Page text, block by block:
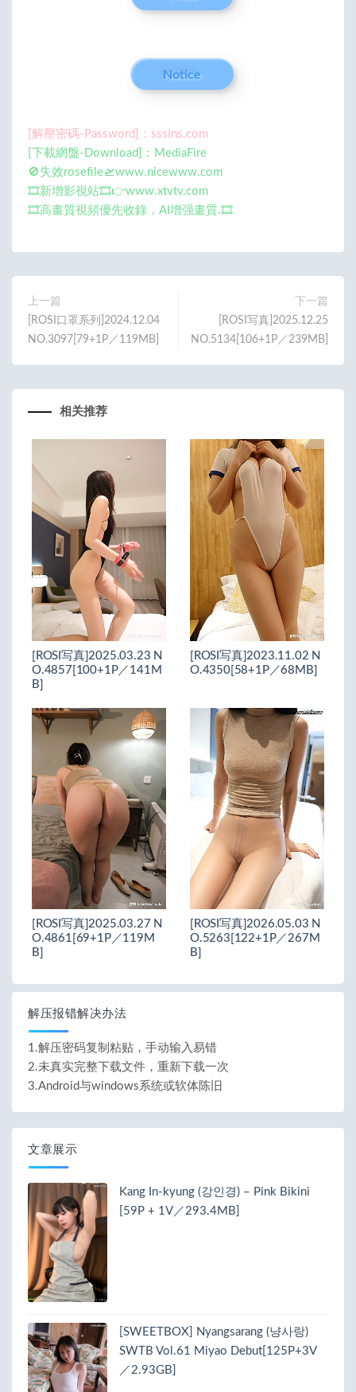
Notice
[解壓密碼-Password]：sssins.com
[下載網盤-Download]：MediaFire
🚫失效rosefile🛫www.nicewww.com
🎞️新增影視站🎞️👉www.xtvtv.com
🎞️高畫質視頻優先收錄，AI增强畫質.🎞️
上一篇
[ROSI口罩系列]2024.12.04
NO.3097[79+1P／119MB]
下一篇
[ROSI写真]2025.12.25
NO.5134[106+1P／239MB]
相关推荐
[ROSI写真]2025.03.23 N
O.4857[100+1P／141M
B]
[ROSI写真]2023.11.02 N
O.4350[58+1P／68MB]
[ROSI写真]2025.03.27 N
O.4861[69+1P／119M
B]
[ROSI写真]2026.05.03 N
O.5263[122+1P／267M
B]
解压报错解决办法
1.解压密码复制粘贴，手动输入易错
2.未真实完整下载文件，重新下载一次
3.Android与windows系统或软体陈旧
文章展示
Kang In-kyung (강인경) – Pink Bikini
[59P + 1V／293.4MB]
[SWEETBOX] Nyangsarang (냥사랑)
SWTB Vol.61 Miyao Debut[125P+3V
／2.93GB]